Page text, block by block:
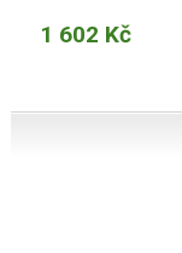
1 602 Kč